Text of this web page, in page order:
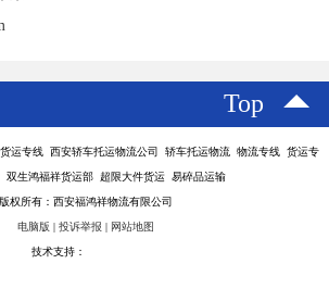
Top
运专线 西安轿车托运物流公司 轿车托运物流 物流专线 货运专
生鸿福祥货运部 超限大件货运 易碎品运输
版权所有：西安福鸿祥物流有限公司
电脑版 投诉举报 网站地图
技术支持：